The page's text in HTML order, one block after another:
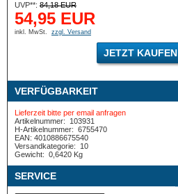
UVP**: 84,18 EUR
54,95 EUR
inkl. MwSt. zzgl. Versand
JETZT KAUFEN
VERFÜGBARKEIT
Lieferzeit bitte per email anfragen
Artikelnummer:
103931
H-Artikelnummer: 6755470
EAN: 4010886675540
Versandkategorie:
10
Gewicht: 0,6420 Kg
SERVICE